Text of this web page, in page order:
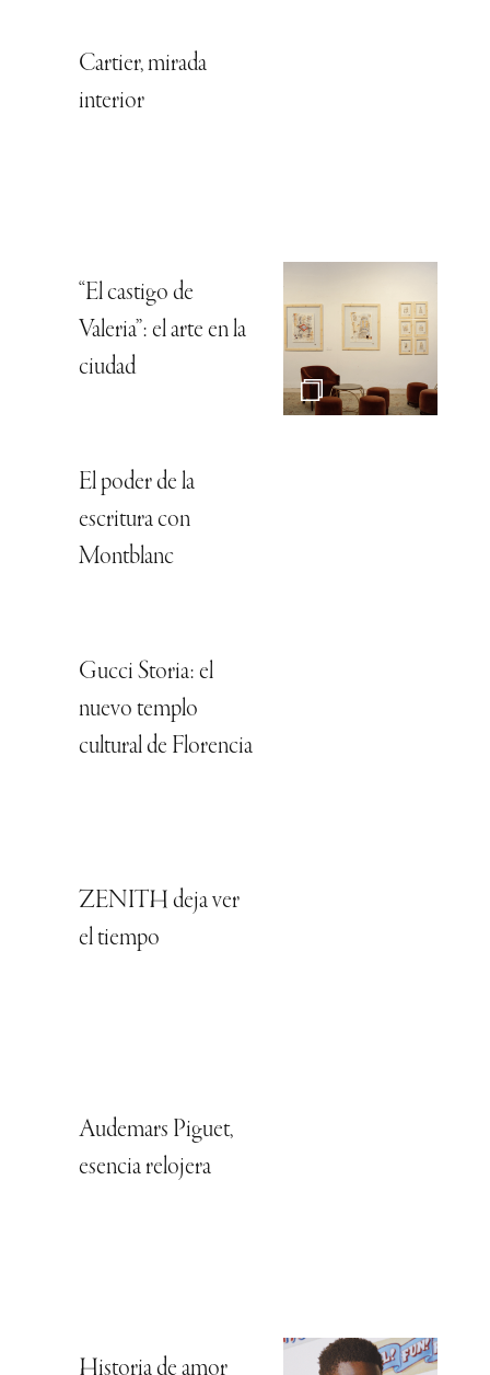
Cartier, mirada
interior
“El castigo de
Valeria”: el arte en la
ciudad
El poder de la
escritura con
Montblanc
Gucci Storia: el
nuevo templo
cultural de Florencia
ZENITH deja ver
el tiempo
Audemars Piguet,
esencia relojera
Historia de amor